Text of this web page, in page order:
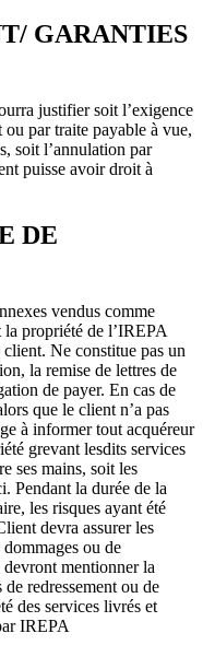
GARANTIES
justifier soit l’exigence
ou par traite payable à vue,
soit l’annulation par
puisse avoir droit à
DE
vendus comme
propriété de l’IREPA
Ne constitue pas un
la remise de lettres de
de payer. En cas de
que le client n’a pas
à informer tout acquéreur
grevant lesdits services
ses mains, soit les
Pendant la durée de la
les risques ayant été
devra assurer les
ou de
devront mentionner la
redressement ou de
des services livrés et
IREPA